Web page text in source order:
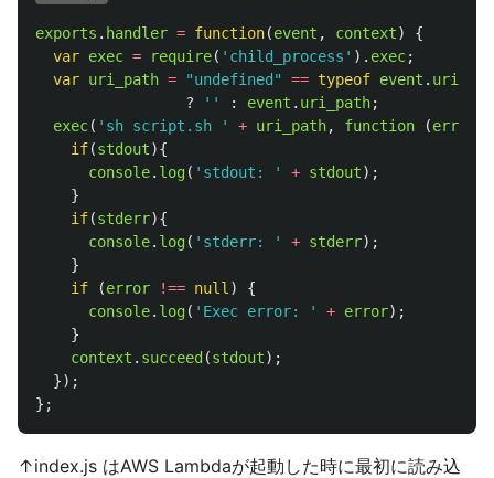
exports . handler = function(event , context)
{
var exec = require( ' child_process ' ). exec;
var uri_path = "undefined " == typeof event .
?
'' : event . uri_path;
exec( ' sh script.sh ' + uri_path, function (error
if(stdout){
console. log( ' stdout: ' + stdout);
}
if(stderr){
console. log( ' stderr: ' + stderr);
}
if
(error !== null )
{
console. log( ' Exec error: ' + error);
}
context . succeed (stdout);
});
};
↑index.js はAWS Lambdaが起動した時に最初に読み込